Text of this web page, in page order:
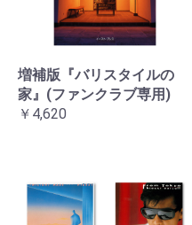
増補版『バリスタイルの
家』(ファンクラブ専用)
￥4,620